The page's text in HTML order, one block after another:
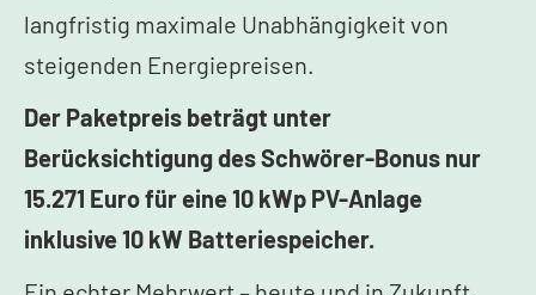
langfristig maximale Unabhängigkeit von
steigenden Energiepreisen.
Der Paketpreis beträgt unter
Berücksichtigung des Schwörer-Bonus nur
15.271 Euro für eine 10 kWp PV-Anlage
inklusive 10 kW Batteriespeicher.